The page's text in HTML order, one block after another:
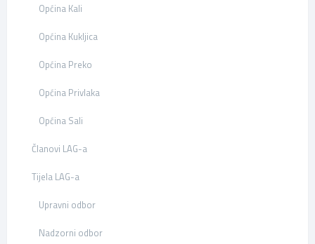
Općina Kali
Općina Kukljica
Općina Preko
Općina Privlaka
Općina Sali
Članovi LAG-a
Tijela LAG-a
Upravni odbor
Nadzorni odbor